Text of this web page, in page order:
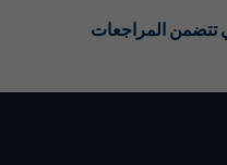
تتضمن المراجعات